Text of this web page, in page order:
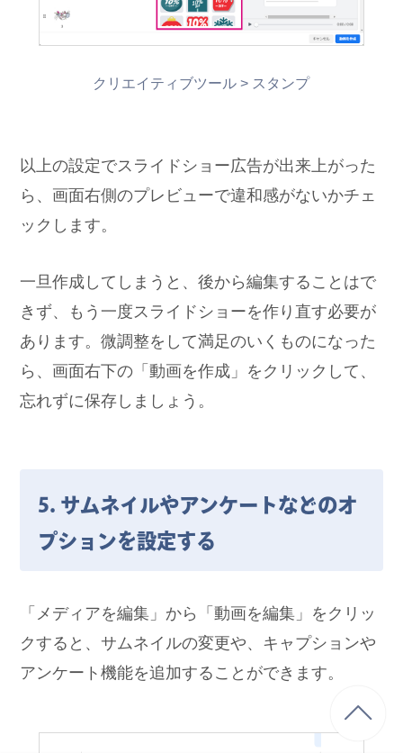
クリエイティブツール > スタンプ
以上の設定でスライドショー広告が出来上がった
ら、画面右側のプレビューで違和感がないかチェ
ックします。
一旦作成してしまうと、後から編集することはで
きず、もう一度スライドショーを作り直す必要が
あります。微調整をして満足のいくものになった
ら、画面右下の「動画を作成」をクリックして、
忘れずに保存しましょう。
5. サムネイルやアンケートなどのオ
プションを設定する
「メディアを編集」から「動画を編集」をクリッ
クすると、サムネイルの変更や、キャプションや
アンケート機能を追加することができます。